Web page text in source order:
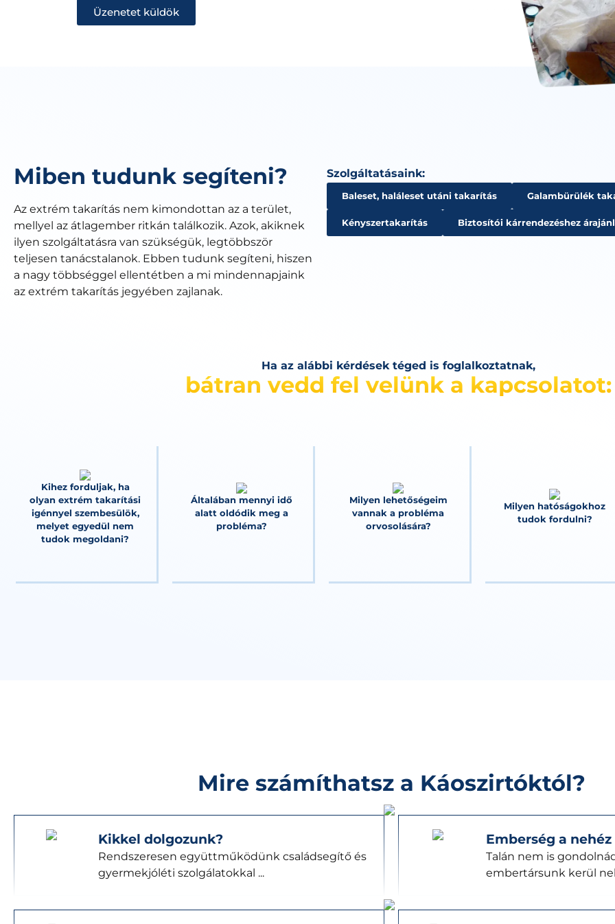
Üzenetet küldök
Miben tudunk segíteni?
Az extrém takarítás nem kimondottan az a terület,
mellyel az átlagember ritkán találkozik. Azok, akiknek
ilyen szolgáltatásra van szükségük, legtöbbször
teljesen tanácstalanok. Ebben tudunk segíteni, hiszen
a nagy többséggel ellentétben a mi mindennapjaink
az extrém takarítás jegyében zajlanak.
Szolgáltatásaink:
Baleset, haláleset utáni takarítás Galambürülék
Kényszertakarítás Biztosítói kárrendezéshez
Ha az alábbi kérdések téged is foglalkoztatnak,
bátran vedd fel velünk a kapcsolatot:
Kihez forduljak, ha
olyan extrém takarítási
igénnyel szembesülök,
melyet egyedül nem
tudok megoldani?
Általában mennyi idő
alatt oldódik meg a
probléma?
Milyen lehetőségeim
vannak a probléma
orvosolására?
Milyen hatóságokhoz
tudok fordulni?
Mire számíthatsz a Káoszirtóktól?
Kikkel dolgozunk?
Rendszeresen együttműködünk családsegítő és
gyermekjóléti szolgálatokkal ...
Emberség a
Talán nem is
embertársunk kerül